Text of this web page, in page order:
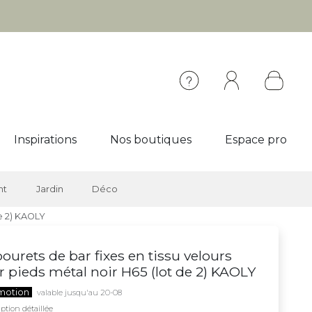
Inspirations Nos boutiques Espace pro
Jardin Déco
KAOLY
de bar fixes en tissu velours
pieds métal noir H65 (lot de 2) KAOLY
valable jusqu'au 20-08
détaillée